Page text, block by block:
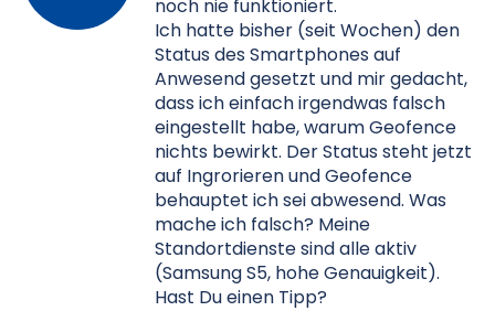
noch nie funktioniert.
Ich hatte bisher (seit Wochen) den
Status des Smartphones auf
Anwesend gesetzt und mir gedacht,
dass ich einfach irgendwas falsch
eingestellt habe, warum Geofence
nichts bewirkt. Der Status steht jetzt
auf Ingrorieren und Geofence
behauptet ich sei abwesend. Was
mache ich falsch? Meine
Standortdienste sind alle aktiv
(Samsung S5, hohe Genauigkeit).
Hast Du einen Tipp?